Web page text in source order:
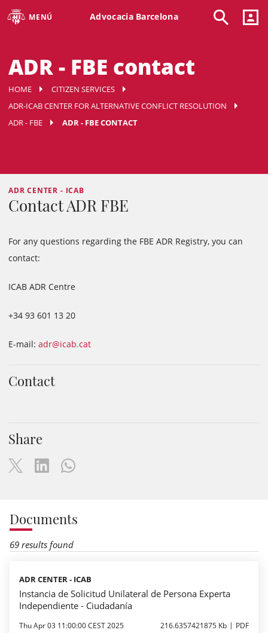
MENÚ Advocacia Barcelona
ADR - FBE contact
HOME
CITIZEN SERVICES
ADR-ICAB CENTER FOR ALTERNATIVE CONFLICT RESOLUTION
ADR - FBE
ADR - FBE CONTACT
ADR CENTER - ICAB
Contact ADR FBE
For any questions regarding the FBE ADR Registry, you can
contact:
ICAB ADR Centre
+34 93 601 13 20
E-mail: adr@icab.cat
Contact
Share
Documents
69 results found
ADR CENTER - ICAB
Instancia de Solicitud Unilateral de Persona Experta
Independiente - Ciudadanía
Thu Apr 03 11:00:00 CEST 2025 216.6357421875 Kb PDF